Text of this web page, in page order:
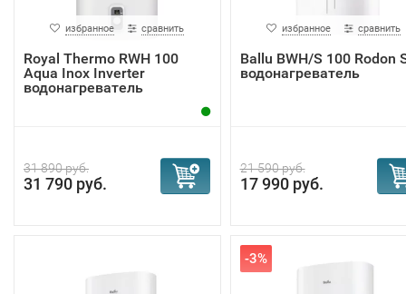
избранное сравнить
Royal Thermo RWH 100
Aqua Inox Inverter
водонагреватель
31 890 руб.
31 790 руб.
избранное сравнить
Ballu BWH/S 100 Rodon
водонагреватель
21 590 руб.
17 990 руб.
-3%